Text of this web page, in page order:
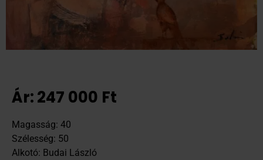
Ár:247 000 Ft
Magasság: 40
Szélesség: 50
Alkotó: Budai László